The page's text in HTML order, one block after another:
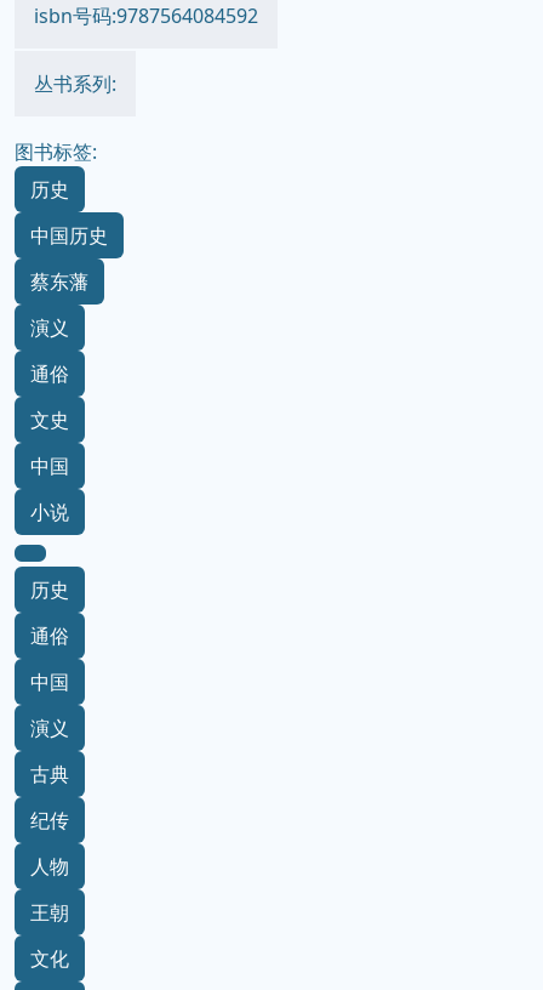
isbn号码:9787564084592
丛书系列:
图书标签:
历史
中国历史
蔡东藩
演义
通俗
文史
中国
小说
历史
通俗
中国
演义
古典
纪传
人物
王朝
文化